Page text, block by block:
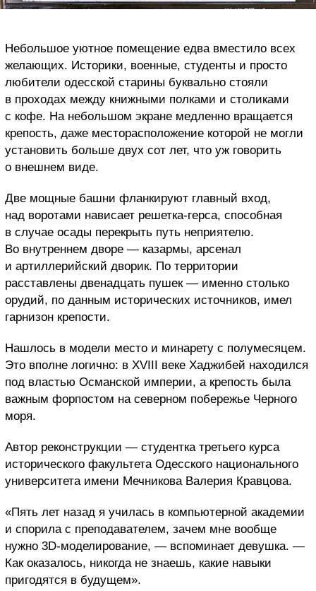
Небольшое уютное помещение едва вместило всех
желающих. Историки, военные, студенты и просто
любители одесской старины буквально стояли
в проходах между книжными полками и столиками
с кофе. На небольшом экране медленно вращается
крепость, даже месторасположение которой не могли
установить больше двух сот лет, что уж говорить
о внешнем виде.
Две мощные башни фланкируют главный вход,
над воротами нависает решетка-герса, способная
в случае осады перекрыть путь неприятелю.
Во внутреннем дворе — казармы, арсенал
и артиллерийский дворик. По территории
расставлены двенадцать пушек — именно столько
орудий, по данным исторических источников, имел
гарнизон крепости.
Нашлось в модели место и минарету с полумесяцем.
Это вполне логично: в XVIII веке Хаджибей находился
под властью Османской империи, а крепость была
важным форпостом на северном побережье Черного
моря.
Автор реконструкции — студентка третьего курса
исторического факультета Одесского национального
университета имени Мечникова Валерия Кравцова.
«Пять лет назад я училась в компьютерной академии
и спорила с преподавателем, зачем мне вообще
нужно 3D-моделирование, — вспоминает девушка. —
Как оказалось, никогда не знаешь, какие навыки
пригодятся в будущем».